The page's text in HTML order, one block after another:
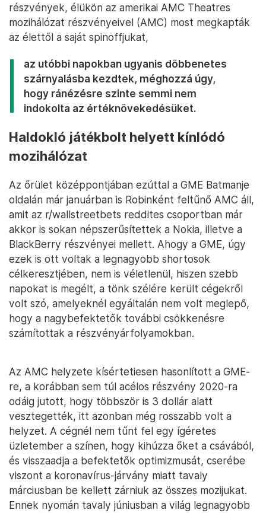
részvények, élükön az amerikai AMC Theatres
mozihálózat részvényeivel (AMC) most megkapták
az élettől a saját spinoffjukat,
az utóbbi napokban ugyanis döbbenetes
szárnyalásba kezdtek, méghozzá úgy,
hogy ránézésre szinte semmi nem
indokolta az értéknövekedésüket.
Haldokló játékbolt helyett kínlódó
mozihálózat
Az őrület középpontjában ezúttal a GME Batmanje
oldalán már januárban is Robinként feltűnő AMC áll,
amit az r/wallstreetbets reddites csoportban már
akkor is sokan népszerűsítettek a Nokia, illetve a
BlackBerry részvényei mellett. Ahogy a GME, úgy
ezek is ott voltak a legnagyobb shortosok
célkeresztjében, nem is véletlenül, hiszen szebb
napokat is megélt, a tönk szélére került cégekről
volt szó, amelyeknél egyáltalán nem volt meglepő,
hogy a nagybefektetők további csökkenésre
számítottak a részvényárfolyamokban.
Az AMC helyzete kísértetiesen hasonlított a GME-
re, a korábban sem túl acélos részvény 2020-ra
odáig jutott, hogy többször is 3 dollár alatt
vesztegették, itt azonban még rosszabb volt a
helyzet. A cégnél nem tűnt fel egy ígéretes
üzletember a színen, hogy kihúzza őket a csávából,
és visszaadja a befektetők optimizmusát, cserébe
viszont a koronavírus-járvány miatt tavaly
márciusban be kellett zárniuk az összes mozijukat.
Ennek nyomán tavaly júniusban a világ legnagyobb